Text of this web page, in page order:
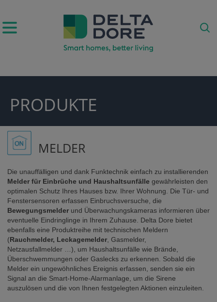
PRODUKTE
MELDER
Die unauffälligen und dank Funktechnik einfach zu installierenden
Melder für Einbrüche und Haushaltsunfälle gewährleisten den
optimalen Schutz Ihres Hauses bzw. Ihrer Wohnung. Die Tür- und
Fenstersensoren erfassen Einbruchsversuche, die
Bewegungsmelder und Überwachungskameras informieren über
eventuelle Eindringlinge in Ihrem Zuhause. Delta Dore bietet
ebenfalls eine Produktreihe mit technischen Meldern
(Rauchmelder, Leckagemelder , Gasmelder,
Netzausfallmelder …), um Haushaltsunfälle wie Brände,
Überschwemmungen oder Gaslecks zu erkennen. Sobald die
Melder ein ungewöhnliches Ereignis erfassen, senden sie ein
Signal an die Smart-Home-Alarmanlage, um die Sirene
auszulösen und die von Ihnen festgelegten Aktionen einzuleiten.